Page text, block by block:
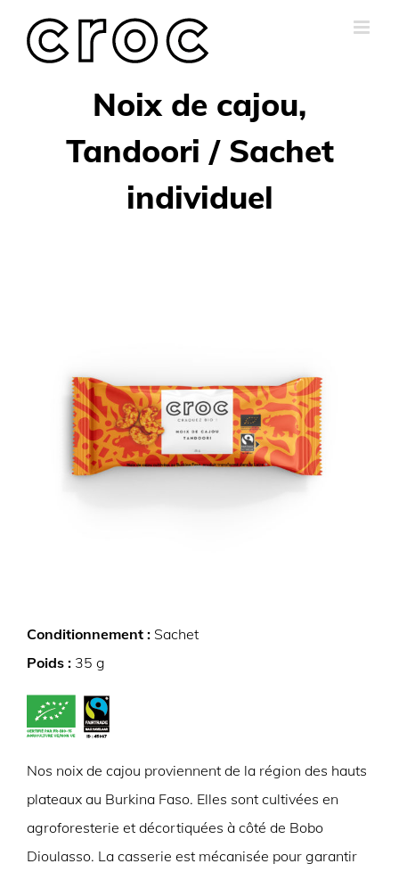
Noix de cajou,
Tandoori / Sachet
individuel
Conditionnement : Sachet
Poids : 35 g
Nos noix de cajou proviennent de la région des hauts
plateaux au Burkina Faso. Elles sont cultivées en
agroforesterie et décortiquées à côté de Bobo
Dioulasso. La casserie est mécanisée pour garantir